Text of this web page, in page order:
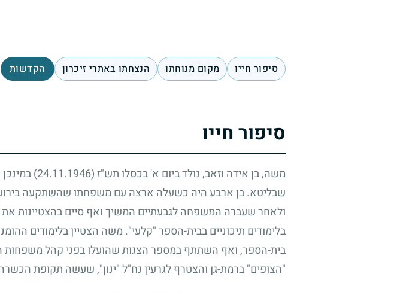
סיפור חייו מקום מנוחתו הנצחתו באתרי זיכרון הקדשות
סיפור חייו
משה, בן אידה וזאב, נולד ביום א' בכסלו תש"ז(24.11.1946)
שבליטא. בן ארבע היה כשעלה ארצה עם משפחתו שהשתקעה
ולאחר שעברה המשפחה לגבעתיים המשיך ואף סיים בהצטיינות את
בלימודים תיכוניים בבית-הספר "קלעי". משה הצטיין בלימודים
בית-הספר, ואף השתתף במספר הצגות שהועלו בפני קהל משפחות
"הצופים" ברמת-גן והצטרף לגרעין נח"ל "ינון", שעשה תקופת